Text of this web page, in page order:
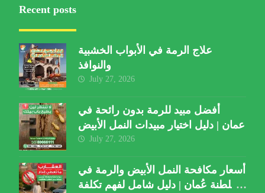
Recent posts
علاج الرمة في الأبواب الخشبية
والنوافذ
July 27, 2026
أفضل مبيد للرمة بدون رائحة في
عمان | دليل اختيار مبيدات النمل الأبيض
July 27, 2026
أسعار مكافحة النمل الأبيض والرمة في
سلطنة عُمان | دليل شامل لفهم تكلفة